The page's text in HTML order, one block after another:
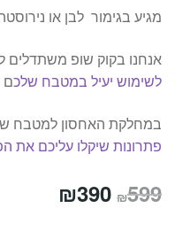
מגיע בגימור לבן או
אנחנו בקוק שופ משתדלים
לשימוש יעיל במטבח שלכם
במחלקת האחסון למטבח
פתרונות שיקלו עליכם את
₪599 המחיר
₪390